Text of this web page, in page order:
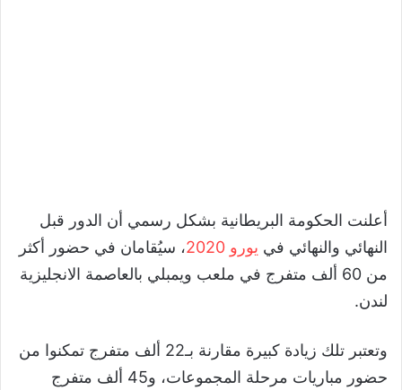
أعلنت الحكومة البريطانية بشكل رسمي أن الدور قبل
النهائي والنهائي في يورو 2020
، سيُقامان في حضور أكثر
من 60 ألف متفرج في ملعب ويمبلي بالعاصمة الانجليزية
لندن.
وتعتبر تلك زيادة كبيرة مقارنة بـ22 ألف متفرج تمكنوا من
حضور مباريات مرحلة المجموعات، و45 ألف متفرج